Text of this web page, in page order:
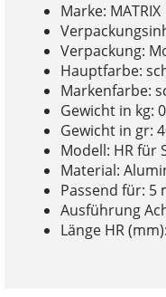
Marke: MATRIX
Verpackung:
Hauptfarbe:
Markenfarbe:
Gewicht in kg:
Gewicht in gr:
Modell: HR für
Material:
Passend für: 5
Ausführung
Länge HR